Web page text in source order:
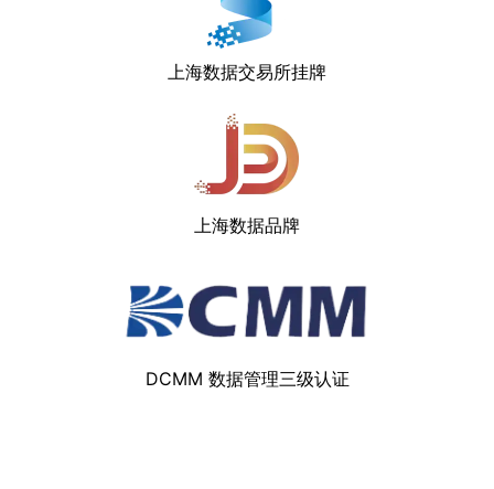
上海数据交易所挂牌
上海数据品牌
DCMM 数据管理三级认证